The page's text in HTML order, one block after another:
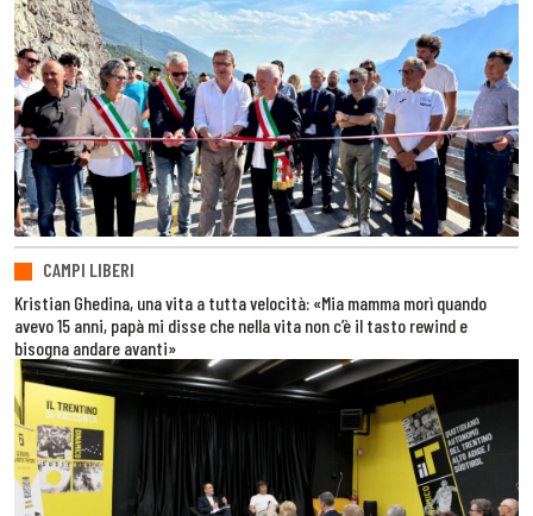
CAMPI LIBERI
Kristian Ghedina, una vita a tutta velocità: «Mia mamma morì quando
avevo 15 anni, papà mi disse che nella vita non c’è il tasto rewind e
bisogna andare avanti»